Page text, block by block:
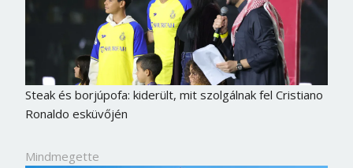
Steak és borjúpofa: kiderült, mit szolgálnak fel Cristiano
Ronaldo esküvőjén
Mindmegette